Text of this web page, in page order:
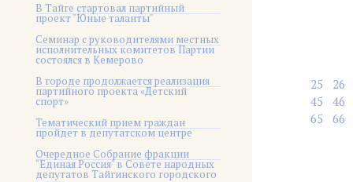
В Тайге стартовал партийный
проект "Юные таланты"
Семинар с руководителями местных
исполнительных комитетов Партии
состоялся в Кемерово
В городе продолжается реализация
партийного проекта «Детский
спорт»
Тематический прием граждан
пройдет в депутатском центре
Очередное Собрание фракции
"Единая Россия" в Совете народных
депутатов Тайгинского городского
25
26
45
46
65
66